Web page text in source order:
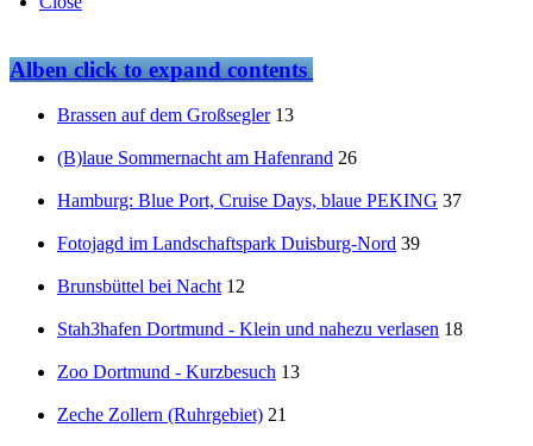
Albenclick to expand contents
Brassen auf dem Großsegler 13
(B)laue Sommernacht am Hafenrand 26
Hamburg: Blue Port, Cruise Days, blaue PEKING 37
Fotojagd im Landschaftspark Duisburg-Nord 39
Brunsbüttel bei Nacht 12
Stah3hafen Dortmund - Klein und nahezu verlasen 18
Zoo Dortmund - Kurzbesuch 13
Zeche Zollern (Ruhrgebiet) 21